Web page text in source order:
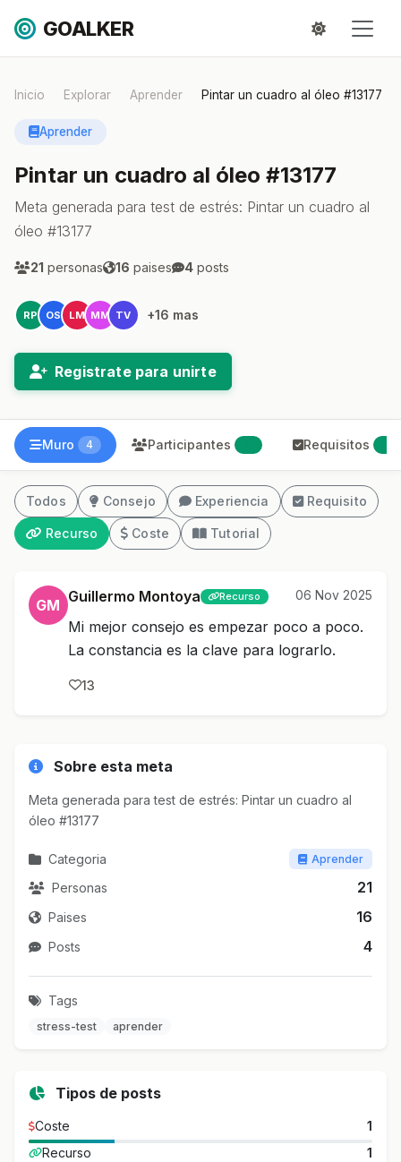
GOALKER
Inicio Explorar Aprender Pintar un cuadro al óleo #13177
Aprender
Pintar un cuadro al óleo #13177
Meta generada para test de estrés: Pintar un cuadro al
óleo #13177
21 personas 16 paises 4 posts
RP OS LM MM TV +16 mas
Registrate para unirte
Muro 4 Participantes Requisitos
Todos Consejo Experiencia Requisito
Recurso Coste Tutorial
GM Guillermo Montoya Recurso 06 Nov 2025
Mi mejor consejo es empezar poco a poco.
La constancia es la clave para lograrlo.
13
Sobre esta meta
Meta generada para test de estrés: Pintar un cuadro al
óleo #13177
Categoria Aprender
Personas 21
Paises 16
Posts 4
Tags
stress-test aprender
Tipos de posts
Coste
1
Recurso
1